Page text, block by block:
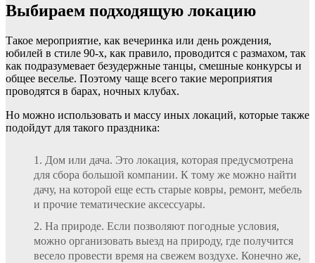
Выбираем подходящую локацию
Такое мероприятие, как вечеринка или день рождения,
юбилей в стиле 90-х, как правило, проводится с размахом, так
как подразумевает безудержные танцы, смешные конкурсы и
общее веселье. Поэтому чаще всего такие мероприятия
проводятся в барах, ночных клубах.
Но можно использовать и массу иных локаций, которые также
подойдут для такого праздника:
Дом или дача. Это локация, которая предусмотрена
для сбора большой компании. К тому же можно найти
дачу, на которой еще есть старые ковры, ремонт, мебель
и прочие тематические аксессуары.
На природе. Если позволяют погодные условия,
можно организовать выезд на природу, где получится
весело провести время на свежем воздухе. Конечно же,